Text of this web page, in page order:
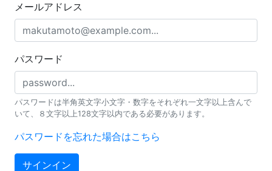
メールアドレス
パスワード
パスワードは半角英文字小文字・数字をそれぞれ一文字以上含んで
いて、８文字以上128文字以内である必要があります。
パスワードを忘れた場合はこちら
サインイン